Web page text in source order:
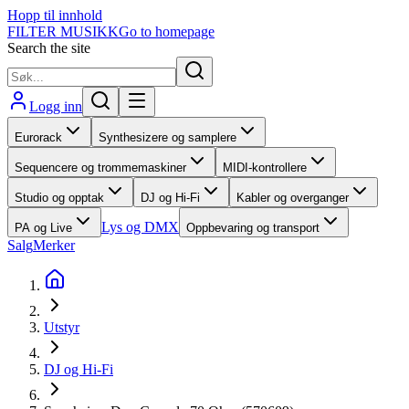
Hopp til innhold
FILTER MUSIKKGo to homepage
Search the site
Logg inn
Eurorack Synthesizere og samplere
Sequencere og trommemaskiner MIDI-kontrollere
Studio og opptak DJ og Hi-Fi Kabler og overganger
PA og Live Lys og DMX Oppbevaring og transport
SalgMerker
Utstyr
DJ og Hi-Fi